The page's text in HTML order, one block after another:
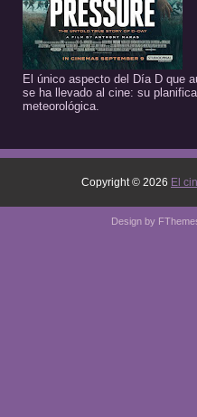
El único aspecto del Día D que
se ha llevado al cine: su
meteorológica.
Copyright © 2026 El
Design by